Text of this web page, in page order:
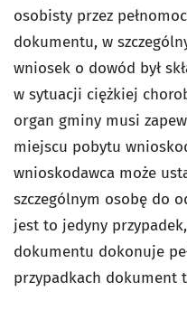
osobisty przez
dokumentu, w
wniosek o dowód był
w sytuacji ciężkiej
organ gminy musi
miejscu pobytu
wnioskodawca może
szczególnym osobę do
jest to jedyny
dokumentu dokonuje
przypadkach dokument